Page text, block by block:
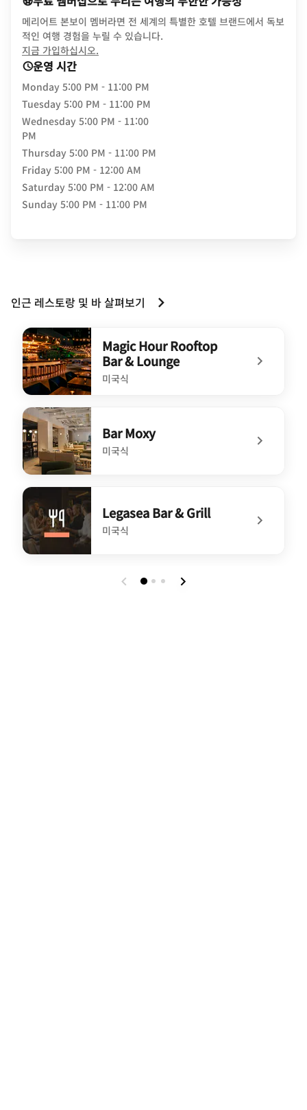
메리어트 본보이 멤버라면 전 세계의 특별한 호텔 브랜드에서 독보
적인 여행 경험을 누릴 수 있습니다.
지금 가입하십시오.
운영 시간
Monday 5:00 PM - 11:00 PM
Tuesday 5:00 PM - 11:00 PM
Wednesday 5:00 PM - 11:00
PM
Thursday 5:00 PM - 11:00 PM
Friday 5:00 PM - 12:00 AM
Saturday 5:00 PM - 12:00 AM
Sunday 5:00 PM - 11:00 PM
인근 레스토랑 및 바 살펴보기
Magic Hour Rooftop
Bar & Lounge
미국식
undefined Magic Hour Rooftop Bar & Lounge
Bar Moxy
미국식
undefined Bar Moxy
Legasea Bar & Grill
미국식
undefined Legasea Bar & Grill